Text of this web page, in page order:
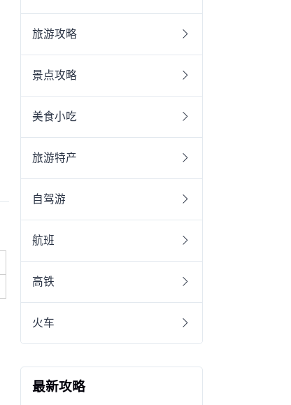
旅游攻略
景点攻略
美食小吃
旅游特产
自驾游
航班
高铁
火车
最新攻略